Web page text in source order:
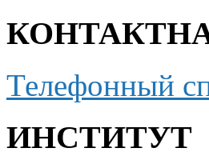
Телефонный
ИНСТИТУТ